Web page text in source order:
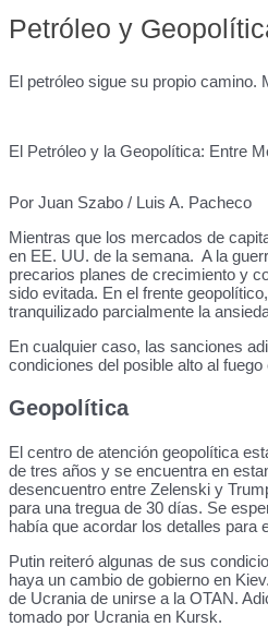
Petróleo y
El petróleo sigue su propio camino.
El Petróleo y la Geopolítica: Entre
Por Juan Szabo / Luis A. Pacheco
Mientras que los mercados de
en EE. UU. de la semana. A la
precarios planes de crecimiento y
sido evitada. En el frente
tranquilizado parcialmente la
En cualquier caso, las sanciones
condiciones del posible alto al
Geopolítica
El centro de atención geopolítica
de tres años y se encuentra en
desencuentro entre Zelenski y
para una tregua de 30 días. Se
había que acordar los detalles para
Putin reiteró algunas de sus
haya un cambio de gobierno en
de Ucrania de unirse a la OTAN.
tomado por Ucrania en Kursk.